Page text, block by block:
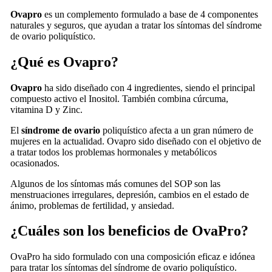
Ovaproes un complemento formulado a base de 4 componentes
naturales y seguros, que ayudan a tratar los síntomas del síndrome
de ovario poliquístico.
¿Qué es Ovapro?
Ovaproha sido diseñado con 4 ingredientes, siendo el principal
compuesto activo el Inositol. También combina cúrcuma,
vitamina D y Zinc.
El síndrome de ovariopoliquístico afecta a un gran número de
mujeres en la actualidad. Ovapro sido diseñado con el objetivo de
a tratar todos los problemas hormonales y metabólicos
ocasionados.
Algunos de los síntomas más comunes del SOP son las
menstruaciones irregulares, depresión, cambios en el estado de
ánimo, problemas de fertilidad, y ansiedad.
¿Cuáles son los beneficios de OvaPro?
OvaPro ha sido formulado con una composición eficaz e idónea
para tratar los síntomas del síndrome de ovario poliquístico.